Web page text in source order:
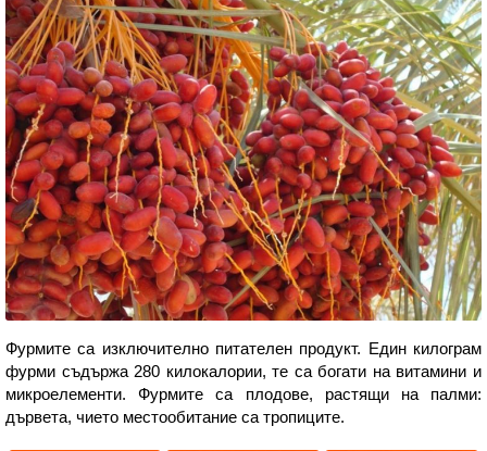
Фурмите са изключително питателен продукт. Един килограм
фурми съдържа 280 килокалории, те са богати на витамини и
микроелементи. Фурмите са плодове, растящи на палми:
дървета, чието местообитание са тропиците.